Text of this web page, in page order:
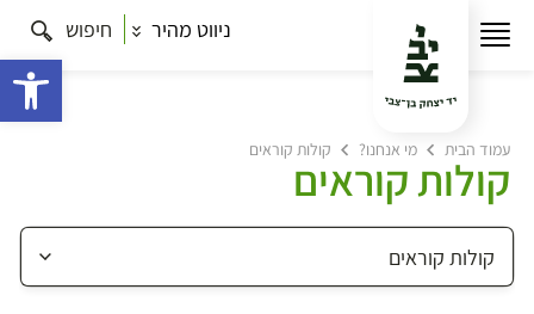
ניווט מהיר חיפוש
עמוד הבית מי אנחנו? קולות קוראים
קולות קוראים